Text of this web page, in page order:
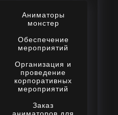
Аниматоры
монстер
Обеспечение
мероприятий
Организация и
проведение
корпоративных
мероприятий
Заказ